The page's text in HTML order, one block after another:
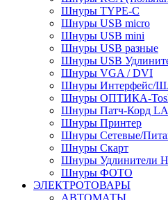
Шнуры TYPE-C
Шнуры USB micro
Шнуры USB mini
Шнуры USB разные
Шнуры USB
Шнуры VGA / DVI
Шнуры Интерфейс/
Шнуры ОПТИКА-
Шнуры Патч-Корд
Шнуры Принтер
Шнуры Сетевые/
Шнуры Скарт
Шнуры Удлинители
Шнуры ФОТО
ЭЛЕКТРОТОВАРЫ
АВТОМАТЫ